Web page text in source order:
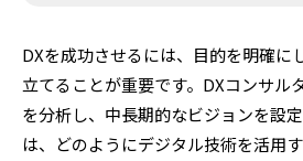
DXを成功させるには、目的を明確に
立てることが重要です。DXコンサル
を分析し、中長期的なビジョンを設
は、どのようにデジタル技術を活用